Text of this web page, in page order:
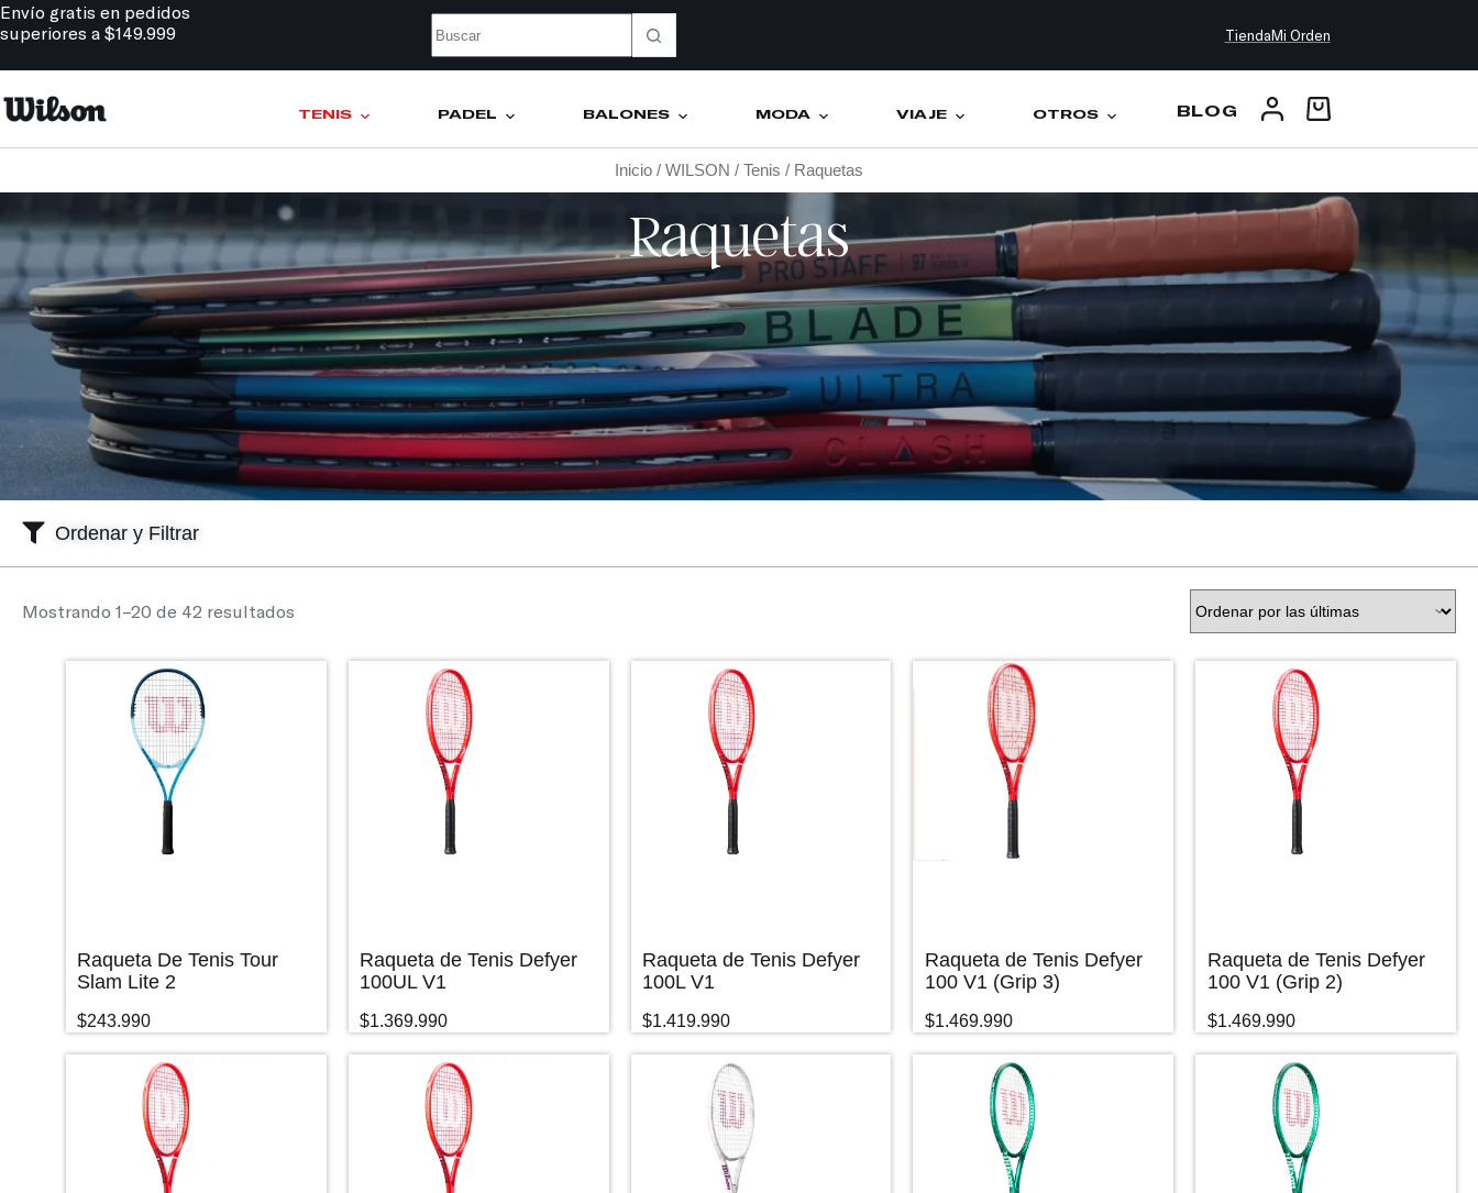
Envío gratis en pedidos
superiores a $149.999
TiendaMi Orden
TENIS PÁDEL BALONES MODA VIAJE OTROS BLOG
Inicio / WILSON / Tenis / Raquetas
Raquetas
Ordenar y Filtrar
Mostrando 1–20 de 42 resultados
Raqueta De Tenis Tour
Slam Lite 2
$243.990
Raqueta de Tenis Defyer
100UL V1
$1.369.990
Raqueta de Tenis Defyer
100L V1
$1.419.990
Raqueta de Tenis Defyer
100 V1 (Grip 3)
$1.469.990
Raqueta de Tenis Defyer
100 V1 (Grip 2)
$1.469.990